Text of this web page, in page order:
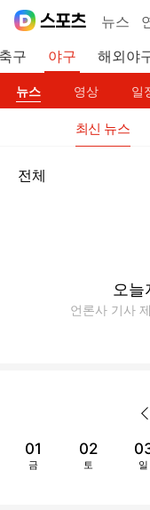
뉴스
구 야구 해외야
뉴스 영상 일
최신 뉴스
전체
오늘
언론사 기사
01
금
02
토 일